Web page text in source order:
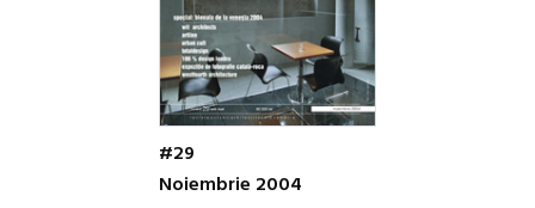
#29
Noiembrie 2004